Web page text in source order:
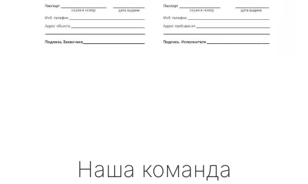
Наша команда